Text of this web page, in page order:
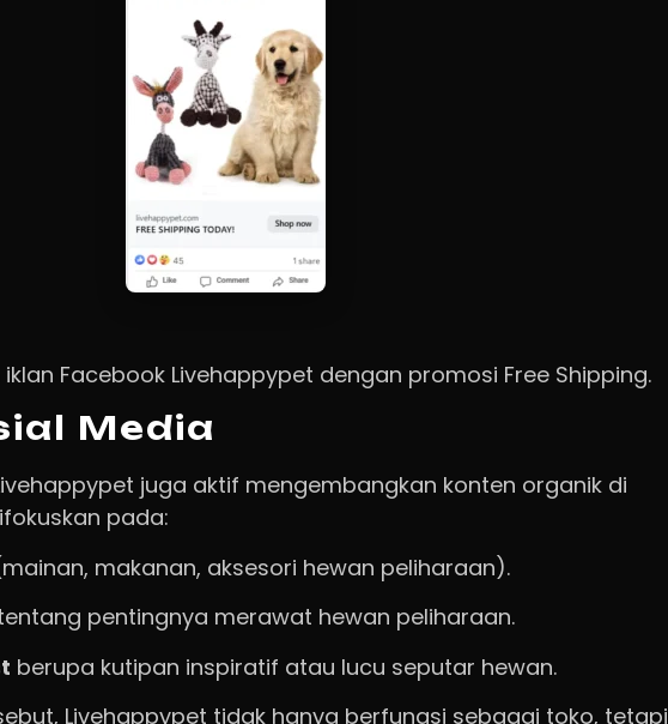
Facebook Livehappypet dengan promosi Free Shipping.
Media
juga aktif mengembangkan konten organik di
pada:
makanan, aksesori hewan peliharaan).
pentingnya merawat hewan peliharaan.
berupa kutipan inspiratif atau lucu seputar hewan.
Livehappypet tidak hanya berfungsi sebagai toko, tetapi